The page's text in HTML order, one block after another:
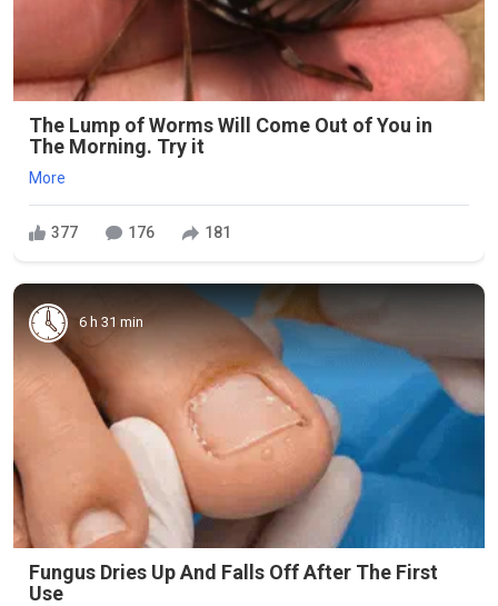
The Lump of Worms Will Come Out of You in
The Morning. Try it
More
377 176 181
6 h 31 min
Fungus Dries Up And Falls Off After The First
Use